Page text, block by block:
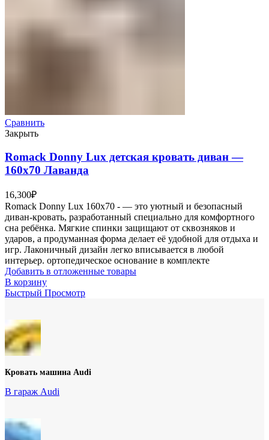
Сравнить
Закрыть
Romack Donny Lux детская кровать диван —
160х70 Лаванда
16,300₽
Romack Donny Lux 160х70 - — это уютный и безопасный
диван-кровать, разработанный специально для комфортного
сна ребёнка. Мягкие спинки защищают от сквозняков и
ударов, а продуманная форма делает её удобной для отдыха и
игр. Лаконичный дизайн легко вписывается в любой
интерьер. ортопедическое основание в комплекте
Добавить в отложенные товары
В корзину
Быстрый Просмотр
Кровать машина Audi
В гараж Audi